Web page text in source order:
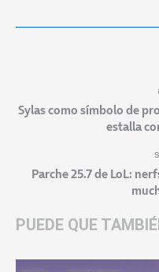
Sylas como símbolo de
estalla
Parche 25.7 de LoL:
PUEDE QUE